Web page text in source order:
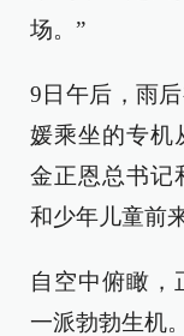
场。”
9日午后，雨
媛乘坐的专机
金正恩总书记
和少年儿童前
自空中俯瞰，
一派勃勃生机。